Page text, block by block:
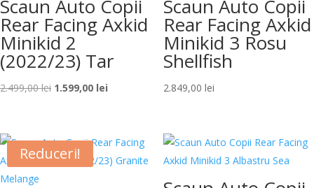
Scaun Auto Copii
Rear Facing Axkid
Minikid 2
(2022/23) Tar
2.499,00lei Prețul
fost:
2.499,00 lei.
1.599,00 lei
1.599,00 lei.
Scaun Auto Copii
Rear Facing Axkid
Minikid 3 Rosu
Shellfish
2.849,00 lei
Reduceri!